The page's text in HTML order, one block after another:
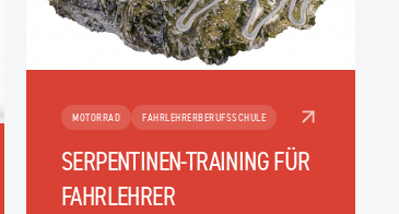
MOTORRAD FAHRLEHRERBERUFSSCHULE
SERPENTINEN-TRAINING FÜR
FAHRLEHRER